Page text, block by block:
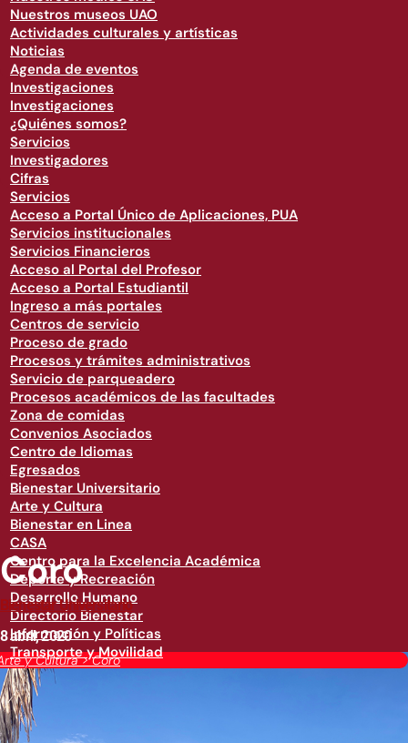
Nuestros museos UAO
Actividades culturales y artísticas
Noticias
Agenda de eventos
Investigaciones
Investigaciones
¿Quiénes somos?
Servicios
Investigadores
Cifras
Servicios
Acceso a Portal Único de Aplicaciones, PUA
Servicios institucionales
Servicios Financieros
Acceso al Portal del Profesor
Acceso a Portal Estudiantil
Ingreso a más portales
Centros de servicio
Proceso de grado
Procesos y trámites administrativos
Servicio de parqueadero
Procesos académicos de las facultades
Zona de comidas
Convenios Asociados
Centro de Idiomas
Egresados
Bienestar Universitario
Arte y Cultura
Bienestar en Linea
CASA
Centro para la Excelencia Académica
Deporte y Recreación
Desarrollo Humano
Directorio Bienestar
Información y Políticas
Transporte y Movilidad
y Cultura>Coro
Coro
Bienestar Universitario
8 abril, 2020